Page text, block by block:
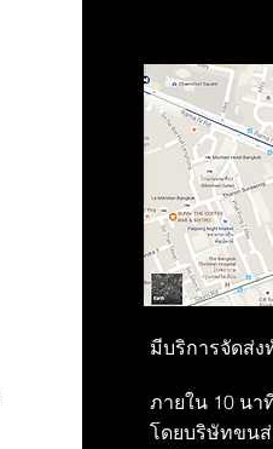
มีบริการจัดส่ง
ภายใน 10 นา
โดยบริษัทขน